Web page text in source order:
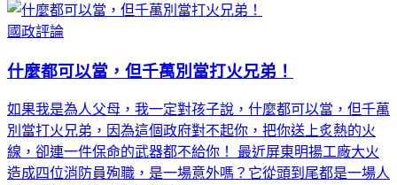
國政評論
什麼都可以當，但千萬別當打火兄弟！
如果我是為人父母，我一定對孩子說，什麼都可以當，但千萬
別當打火兄弟，因為這個政府對不起你，把你送上炙熱的火
線，卻連一件保命的武器都不給你！ 最近屏東明揚工廠大火
造成四位消防員殉職，是一場意外嗎？它從頭到尾都是一場人